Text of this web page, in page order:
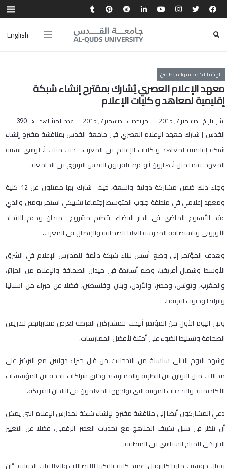
English
الهيئة الاكاديمية والموظفين
معهد الإعلام العصري يُشارك بمقترح إنشاء شبكة
إقليمية لمعاهد و كليات الإعلام
نشر بتاريخ ديسمبر 7, 2015 آخر تحديث ديسمبر 7, 2015 عدد المشاهدات: 390
القدس | شارك معهد الإعلام العصري في جامعة القدس بمناقشة مقترح إنشاء
شبكة إقليمية لمعاهد و كليات الإعلام في المغرب، حيث مثلت أ. لوسي نسيبة
المعهد، فيما مثل أ. هارون أبو عرة تلفزيون القدس التربوي في الجامعة.
وجاء ذلك ضمن مشاركة دولية واسعة، حيث شارك بها ممثلون عن 12 كلية
ومعهد إعلامي في منطقة جنوب المتوسط إجتماعا تشبيكي استمر يومين والذي
عقد الأسبوع الماضي في الدار البيضاء، بتنظيم مشروع ميدان ودعم الاتحاد
الأوروبي وباستضافة المدرسة العليا للصحافة والإتصال في المغرب.
وهدف المؤتمر إلى وضع أسس لبناء شبكة دائمة للمدارس الإعلام في الشرق
الأوسط وشمال أفريقيا، وضم أساتذة في ميدان الصحافة والإعلام من الجزائر،
والمغرب، وتونس، ومصر، والأردن، وبنان وفلسطين، فضلا عن خبراء من اسبانيا
وايرلندا وجنوب افريقيا.
وفي اليوم الأول من المؤتمر أتيحت للمشاركين الفرصة لعرض مقارباتهم لتدريس
الصحافة وتسليط الضوء على أمثلة لأفضل الممارسات.
وشهد اليوم الثاني سلسلة من التدخلات من قبل خبراء دوليين مع التركيز على
مجالات مثل التوازن بين النظرية والممارسة؛ وخلق شراكات ناجحة بين المؤسسات
الأكاديمية؛ والتحديات المهنية التي يواجهها المعلمون في البلدان الشريكة.
دعي المشاركون أيضا إلى مناقشة مقترح لإنشاء شبكة لمدارس الإعلام التي يمكن
أن تنظر في سبل تكييف المناهج مع تحديات العصر الرقمي، فضلا عن التغيير
التاريخي للمناخ السياسي في المنطقة.
وقال جوسيب ماريا كاربونيل، عميد كلية بلانكرنا للاتصالات والعلاقات الدولية، “إن